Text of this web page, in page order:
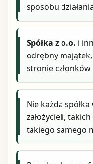
sposobu
Spółka z o.o. i
odrębny majątek,
stronie członków
Nie każda
założycieli,
takiego samego